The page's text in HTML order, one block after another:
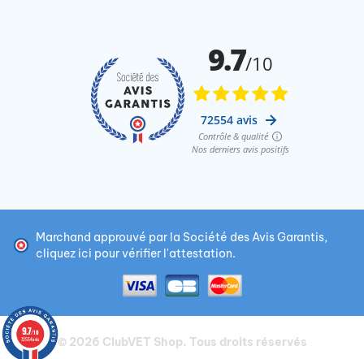
Marchand approuvé par la Société des Avis Garantis,
cliquez ici pour vérifier l'attestation.
© 2026 ClubVET Shop. Tous droits réservés
9.7/10
72554 avis